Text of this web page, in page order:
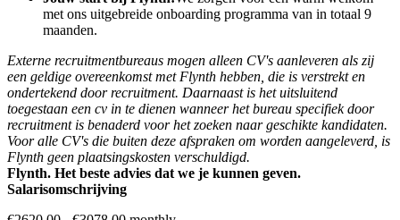
met ons uitgebreide onboarding programma van in totaal 9
maanden.
Externe recruitmentbureaus mogen alleen CV's aanleveren als zij
een geldige overeenkomst met Flynth hebben, die is verstrekt en
ondertekend door recruitment. Daarnaast is het uitsluitend
toegestaan een cv in te dienen wanneer het bureau specifiek door
recruitment is benaderd voor het zoeken naar geschikte kandidaten.
Voor alle CV's die buiten deze afspraken om worden aangeleverd, is
Flynth geen plaatsingskosten verschuldigd.
Flynth. Het beste advies dat we je kunnen geven.
Salarisomschrijving